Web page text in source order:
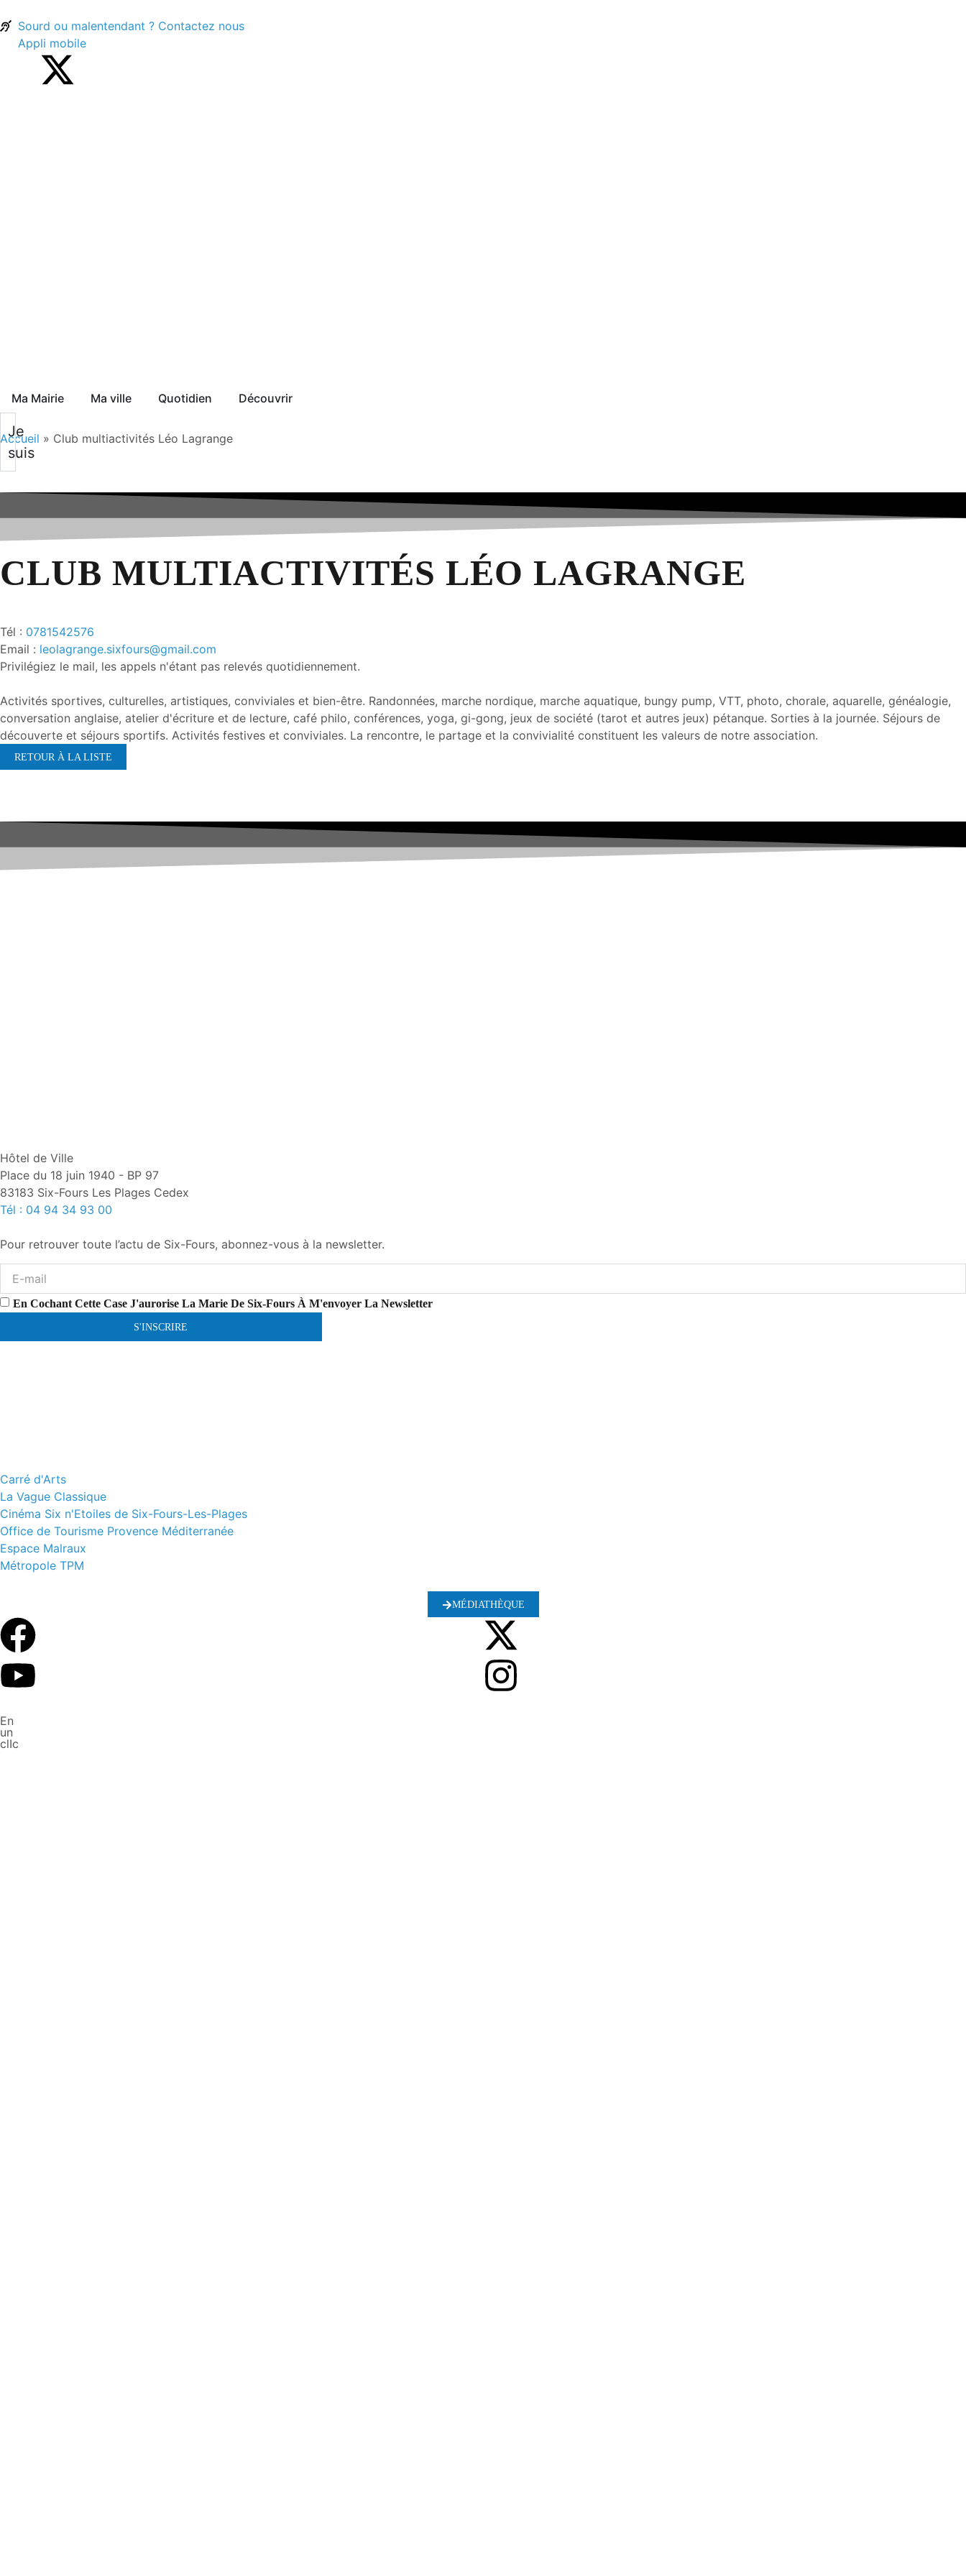
Sourd ou malentendant ? Contactez nous
Appli mobile
Ma Mairie Ma ville Quotidien Découvrir
Je
suis
Accueil » Club multiactivités Léo Lagrange
CLUB MULTIACTIVITÉS LÉO LAGRANGE
Tél : 0781542576
Email : leolagrange.sixfours@gmail.com
Privilégiez le mail, les appels n'étant pas relevés quotidiennement.
Activités sportives, culturelles, artistiques, conviviales et bien-être. Randonnées, marche nordique, marche aquatique, bungy pump, VTT, photo, chorale, aquarelle, généalogie,
conversation anglaise, atelier d'écriture et de lecture, café philo, conférences, yoga, gi-gong, jeux de société (tarot et autres jeux) pétanque. Sorties à la journée. Séjours de
découverte et séjours sportifs. Activités festives et conviviales. La rencontre, le partage et la convivialité constituent les valeurs de notre association.
RETOUR À LA LISTE
Hôtel de Ville
Place du 18 juin 1940 - BP 97
83183 Six-Fours Les Plages Cedex
Tél : 04 94 34 93 00
Pour retrouver toute l’actu de Six-Fours, abonnez-vous à la newsletter.
En Cochant Cette Case J'aurorise La Marie De Six-Fours À M'envoyer La Newsletter
S'INSCRIRE
Carré d'Arts
La Vague Classique
Cinéma Six n'Etoiles de Six-Fours-Les-Plages
Office de Tourisme Provence Méditerranée
Espace Malraux
Métropole TPM
MÉDIATHÈQUE
En
un
clIc